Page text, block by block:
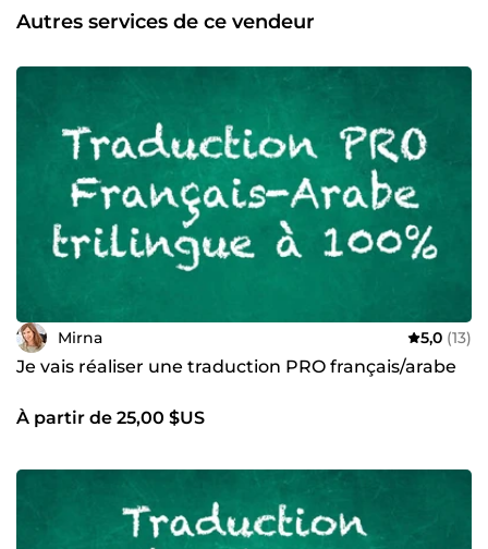
Autres services de ce vendeur
Mirna 5,0 (13)
Je vais réaliser une traduction PRO français/arabe
À partir de 25,00 $US